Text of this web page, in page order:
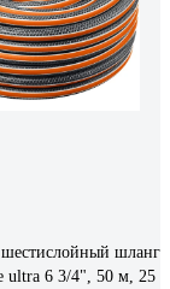
шланг
ultra 6 3/4", 50 м, 25